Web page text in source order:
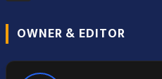
OWNER & EDITOR